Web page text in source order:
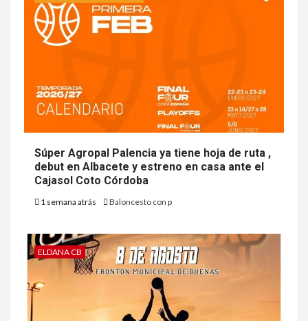
Súper Agropal Palencia ya tiene hoja de ruta ,
debut en Albacete y estreno en casa ante el
Cajasol Coto Córdoba
1 semana atrás Baloncesto con p
ELDANA CB